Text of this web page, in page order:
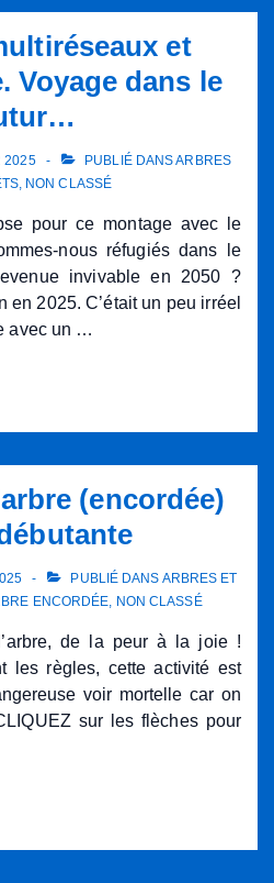
et
Voyage dans le
2025 PUBLIÉ DANSARBRES
, NON CLASSÉ
pour ce montage avec le
nous réfugiés dans le
invivable en 2050 ?
en 2025. C’était un peu irréel
avec un …
(encordée)
PUBLIÉ DANS ARBRES ET
ENCORDÉE, NON CLASSÉ
de la peur à la joie !
règles, cette activité est
voir mortelle car on
sur les flèches pour